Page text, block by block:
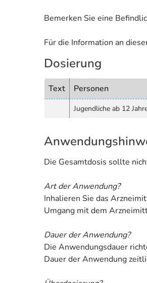
Bemerken Sie eine
Für die Information an
Dosierung
Text Personen
Jugendliche ab 12
Die Gesamtdosis sollte
Art der Anwendung?
Inhalieren Sie das
Umgang mit dem
Dauer der Anwendung?
Die Anwendungsdauer
Dauer der Anwendung